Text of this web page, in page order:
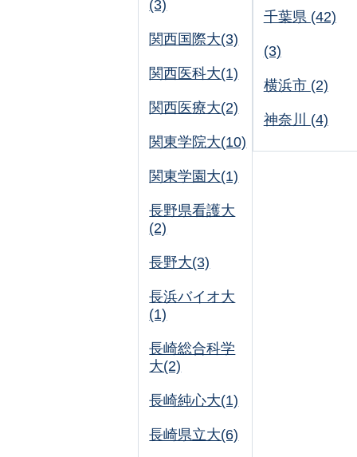
(3)
関西国際大(3)
関西医科大(1)
関西医療大(2)
関東学院大(10)
関東学園大(1)
長野県看護大
(2)
長野大(3)
長浜バイオ大
(1)
長崎総合科学
大(2)
長崎純心大(1)
長崎県立大(6)
千葉県 (42)
(3)
横浜市 (2)
神奈川 (4)